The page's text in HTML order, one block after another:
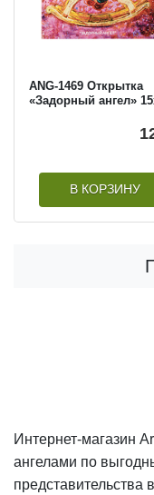
ANG-1469 Открытка
«Задорный ангел»
В КОРЗИНУ
Интернет-магазин
ангелами по
представительства